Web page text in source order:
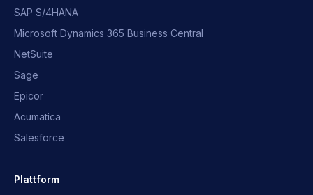
SAP S/4HANA
Microsoft Dynamics 365 Business Central
NetSuite
Sage
Epicor
Acumatica
Salesforce
Plattform